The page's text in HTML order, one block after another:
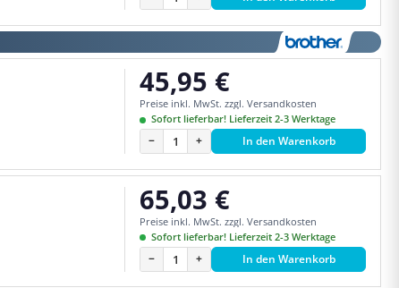
Regulärer Preis:
45,95 €
Preise inkl. MwSt. zzgl. Versandkosten
Sofort lieferbar! Lieferzeit 2-3 Werktage
− + In den Warenkorb
Regulärer Preis:
65,03 €
Preise inkl. MwSt. zzgl. Versandkosten
Sofort lieferbar! Lieferzeit 2-3 Werktage
− + In den Warenkorb